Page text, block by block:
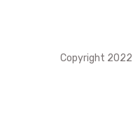
Copyright 2022